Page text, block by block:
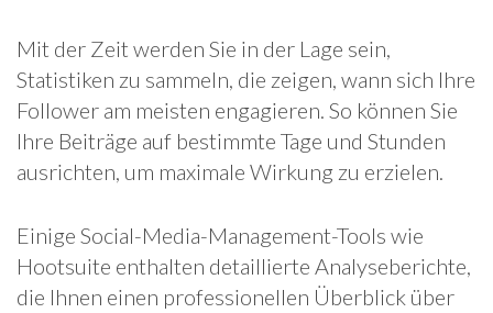
Mit der Zeit werden Sie in der Lage sein,
Statistiken zu sammeln, die zeigen, wann sich Ihre
Follower am meisten engagieren. So können Sie
Ihre Beiträge auf bestimmte Tage und Stunden
ausrichten, um maximale Wirkung zu erzielen.
Einige Social-Media-Management-Tools wie
Hootsuite enthalten detaillierte Analyseberichte,
die Ihnen einen professionellen Überblick über